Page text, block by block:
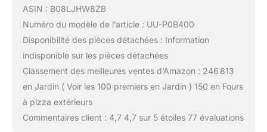
ASIN : B08LJHW8ZB
Numéro du modèle de l’article : UU-P0B400
Disponibilité des pièces détachées : Information
indisponible sur les pièces détachées
Classement des meilleures ventes d’Amazon : 246 813
en Jardin ( Voir les 100 premiers en Jardin ) 150 en Fours
à pizza extérieurs
Commentaires client : 4,7 4,7 sur 5 étoiles 77 évaluations